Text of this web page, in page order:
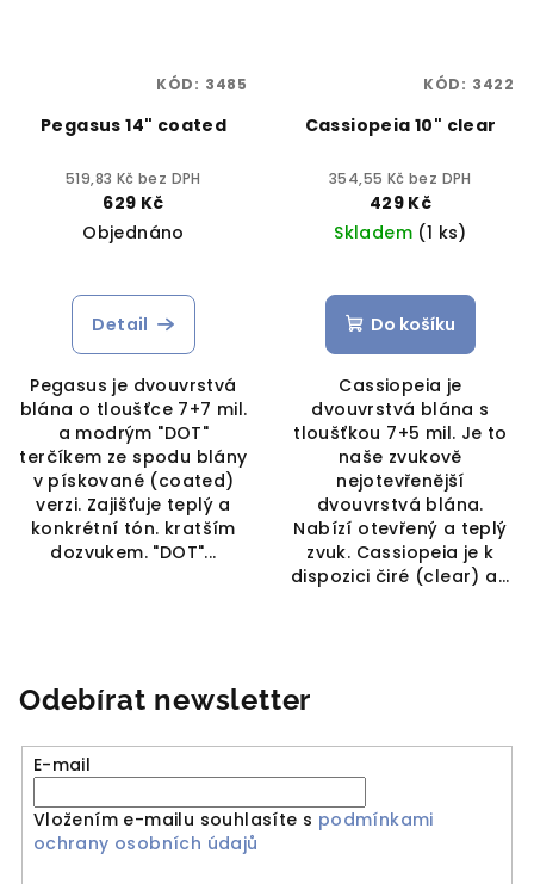
Pegasus 14" coated
519,83 Kč bez DPH
629 Kč
Objednáno
Detail
Pegasus je dvouvrstvá
blána o tloušťce 7+7 mil.
a modrým "DOT"
terčíkem ze spodu blány
v pískované (coated)
verzi. Zajišťuje teplý a
konkrétní tón. kratším
dozvukem. "DOT"...
KÓD: 3485
Cassiopeia 10" clear
354,55 Kč bez DPH
429 Kč
Skladem (1 ks)
Do košíku
Cassiopeia je
dvouvrstvá blána s
tloušťkou 7+5 mil. Je to
naše zvukově
nejotevřenější
dvouvrstvá blána.
Nabízí otevřený a teplý
zvuk. Cassiopeia je k
dispozici čiré (clear) a...
KÓD: 3422
Odebírat newsletter
E-mail
Vložením e-mailu souhlasíte s podmínkami
ochrany osobních údajů